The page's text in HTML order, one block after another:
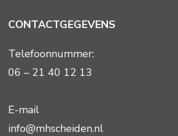
CONTACTGEGEVENS
Telefoonnummer:
06 – 21 40 12 13
E-mail
info@mhscheiden.nl